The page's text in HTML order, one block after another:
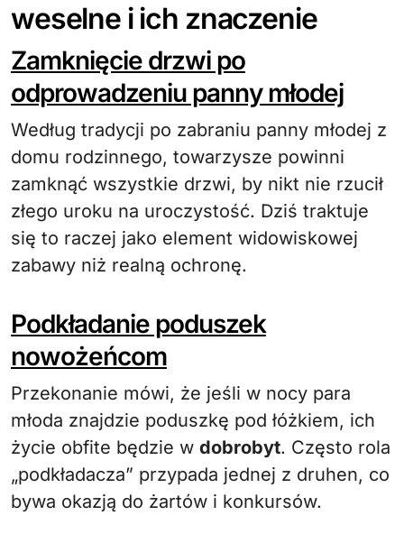
weselne i ich znaczenie
Zamknięcie drzwi po
odprowadzeniu panny młodej
Według tradycji po zabraniu panny młodej z
domu rodzinnego, towarzysze powinni
zamknąć wszystkie drzwi, by nikt nie rzucił
złego uroku na uroczystość. Dziś traktuje
się to raczej jako element widowiskowej
zabawy niż realną ochronę.
Podkładanie poduszek
nowożeńcom
Przekonanie mówi, że jeśli w nocy para
młoda znajdzie poduszkę pod łóżkiem, ich
życie obfite będzie w dobrobyt. Często rola
„podkładacza” przypada jednej z druhen, co
bywa okazją do żartów i konkursów.